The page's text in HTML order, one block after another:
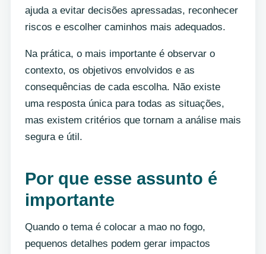
ajuda a evitar decisões apressadas, reconhecer
riscos e escolher caminhos mais adequados.
Na prática, o mais importante é observar o
contexto, os objetivos envolvidos e as
consequências de cada escolha. Não existe
uma resposta única para todas as situações,
mas existem critérios que tornam a análise mais
segura e útil.
Por que esse assunto é
importante
Quando o tema é colocar a mao no fogo,
pequenos detalhes podem gerar impactos